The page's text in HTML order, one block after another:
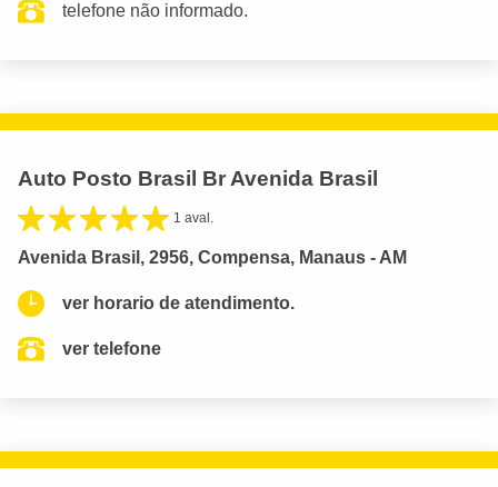
telefone não informado.
Auto Posto Brasil Br Avenida Brasil
1 aval.
Avenida Brasil, 2956, Compensa, Manaus - AM
ver horario de atendimento.
ver telefone